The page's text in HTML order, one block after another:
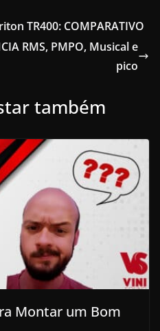
TR400: COMPARATIVO
RMS, PMPO, Musical e
pico
também
Montar um Bom